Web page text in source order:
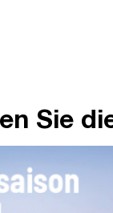
Sie